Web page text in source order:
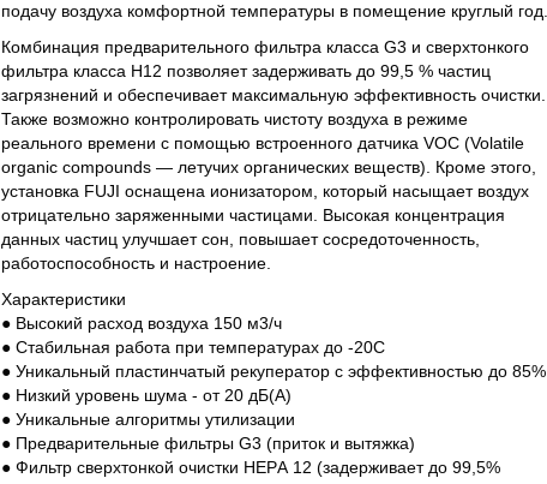
подачу воздуха комфортной температуры в помещение круглый год.
Комбинация предварительного фильтра класса G3 и сверхтонкого
фильтра класса H12 позволяет задерживать до 99,5 % частиц
загрязнений и обеспечивает максимальную эффективность очистки.
Также возможно контролировать чистоту воздуха в режиме
реального времени с помощью встроенного датчика VOC (Volatile
organic compounds — летучих органических веществ). Кроме этого,
установка FUJI оснащена ионизатором, который насыщает воздух
отрицательно заряженными частицами. Высокая концентрация
данных частиц улучшает сон, повышает сосредоточенность,
работоспособность и настроение.
Характеристики
● Высокий расход воздуха 150 м3/ч
● Стабильная работа при температурах до -20С
● Уникальный пластинчатый рекуператор с эффективностью до 85%
● Низкий уровень шума - от 20 дБ(А)
● Уникальные алгоритмы утилизации
● Предварительные фильтры G3 (приток и вытяжка)
● Фильтр сверхтонкой очистки HEPА 12 (задерживает до 99,5%